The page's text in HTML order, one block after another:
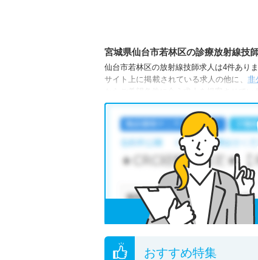
宮城県仙台市若林区の診療放射線技
仙台市若林区の放射線技師求人は4件あり
サイト上に掲載されている求人の他に、 非
仙台市若林区の放射線技師求人では以下
土日祝休・積極採用中 ・ 残業少なめ
他の条件でも人気の求人がございますの
全国の放射線技師求人から検索いただくこ
無料転職支援サービスにお申し込みいただ
ご希望条件がまだ定まっていない方は
人
転職支援の他、情報収集や募集状況の確
おすすめ特集